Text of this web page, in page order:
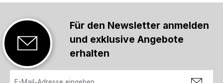
Für den Newsletter anmelden
und exklusive Angebote
erhalten